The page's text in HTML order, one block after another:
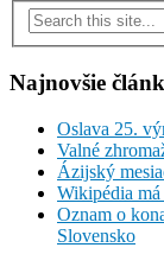
Najnovšie
Oslava 25.
Valné
Ázijský
Wikipédia
Oznam o
Slovensko